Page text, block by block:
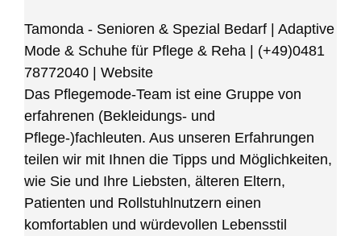
Tamonda - Senioren & Spezial Bedarf | Adaptive
Mode & Schuhe für Pflege & Reha | (+49)0481
78772040 | Website
Das Pflegemode-Team ist eine Gruppe von
erfahrenen (Bekleidungs- und
Pflege-)fachleuten. Aus unseren Erfahrungen
teilen wir mit Ihnen die Tipps und Möglichkeiten,
wie Sie und Ihre Liebsten, älteren Eltern,
Patienten und Rollstuhlnutzern einen
komfortablen und würdevollen Lebensstil